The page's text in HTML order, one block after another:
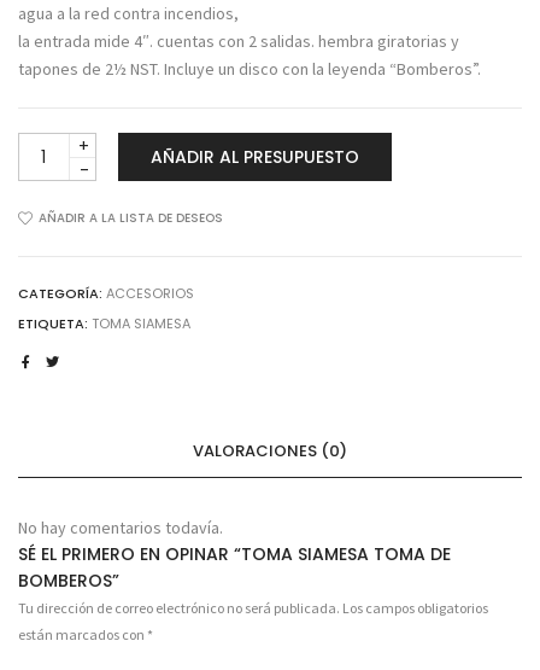
agua a la red contra incendios,
la entrada mide 4″. cuentas con 2 salidas. hembra giratorias y
tapones de 2½ NST. Incluye un disco con la leyenda “Bomberos”.
SIAMESA
DE
AÑADIR AL PRESUPUESTO
AÑADIR A LA LISTA DE DESEOS
CATEGORÍA: ACCESORIOS
ETIQUETA: TOMA SIAMESA
VALORACIONES (0)
No hay comentarios todavía.
SÉ EL PRIMERO EN OPINAR “TOMA SIAMESA TOMA DE
BOMBEROS”
Tu dirección de correo electrónico no será publicada. Los campos obligatorios
están marcados con *